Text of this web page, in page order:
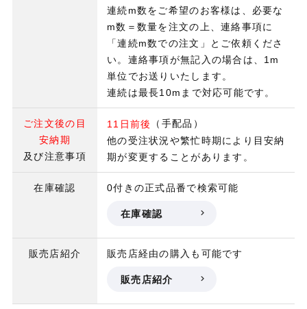
連続m数をご希望のお客様は、必要な
m数＝数量を注文の上、連絡事項に
「連続m数での注文」とご依頼くださ
い。連絡事項が無記入の場合は、1m
単位でお送りいたします。
連続は最長10mまで対応可能です。
ご注文後の目
安納期
及び注意事項
11日前後
（手配品）
他の受注状況や繁忙時期により目安納
期が変更することがあります。
在庫確認 0付きの正式品番で検索可能
在庫確認
販売店紹介 販売店経由の購入も可能です
販売店紹介